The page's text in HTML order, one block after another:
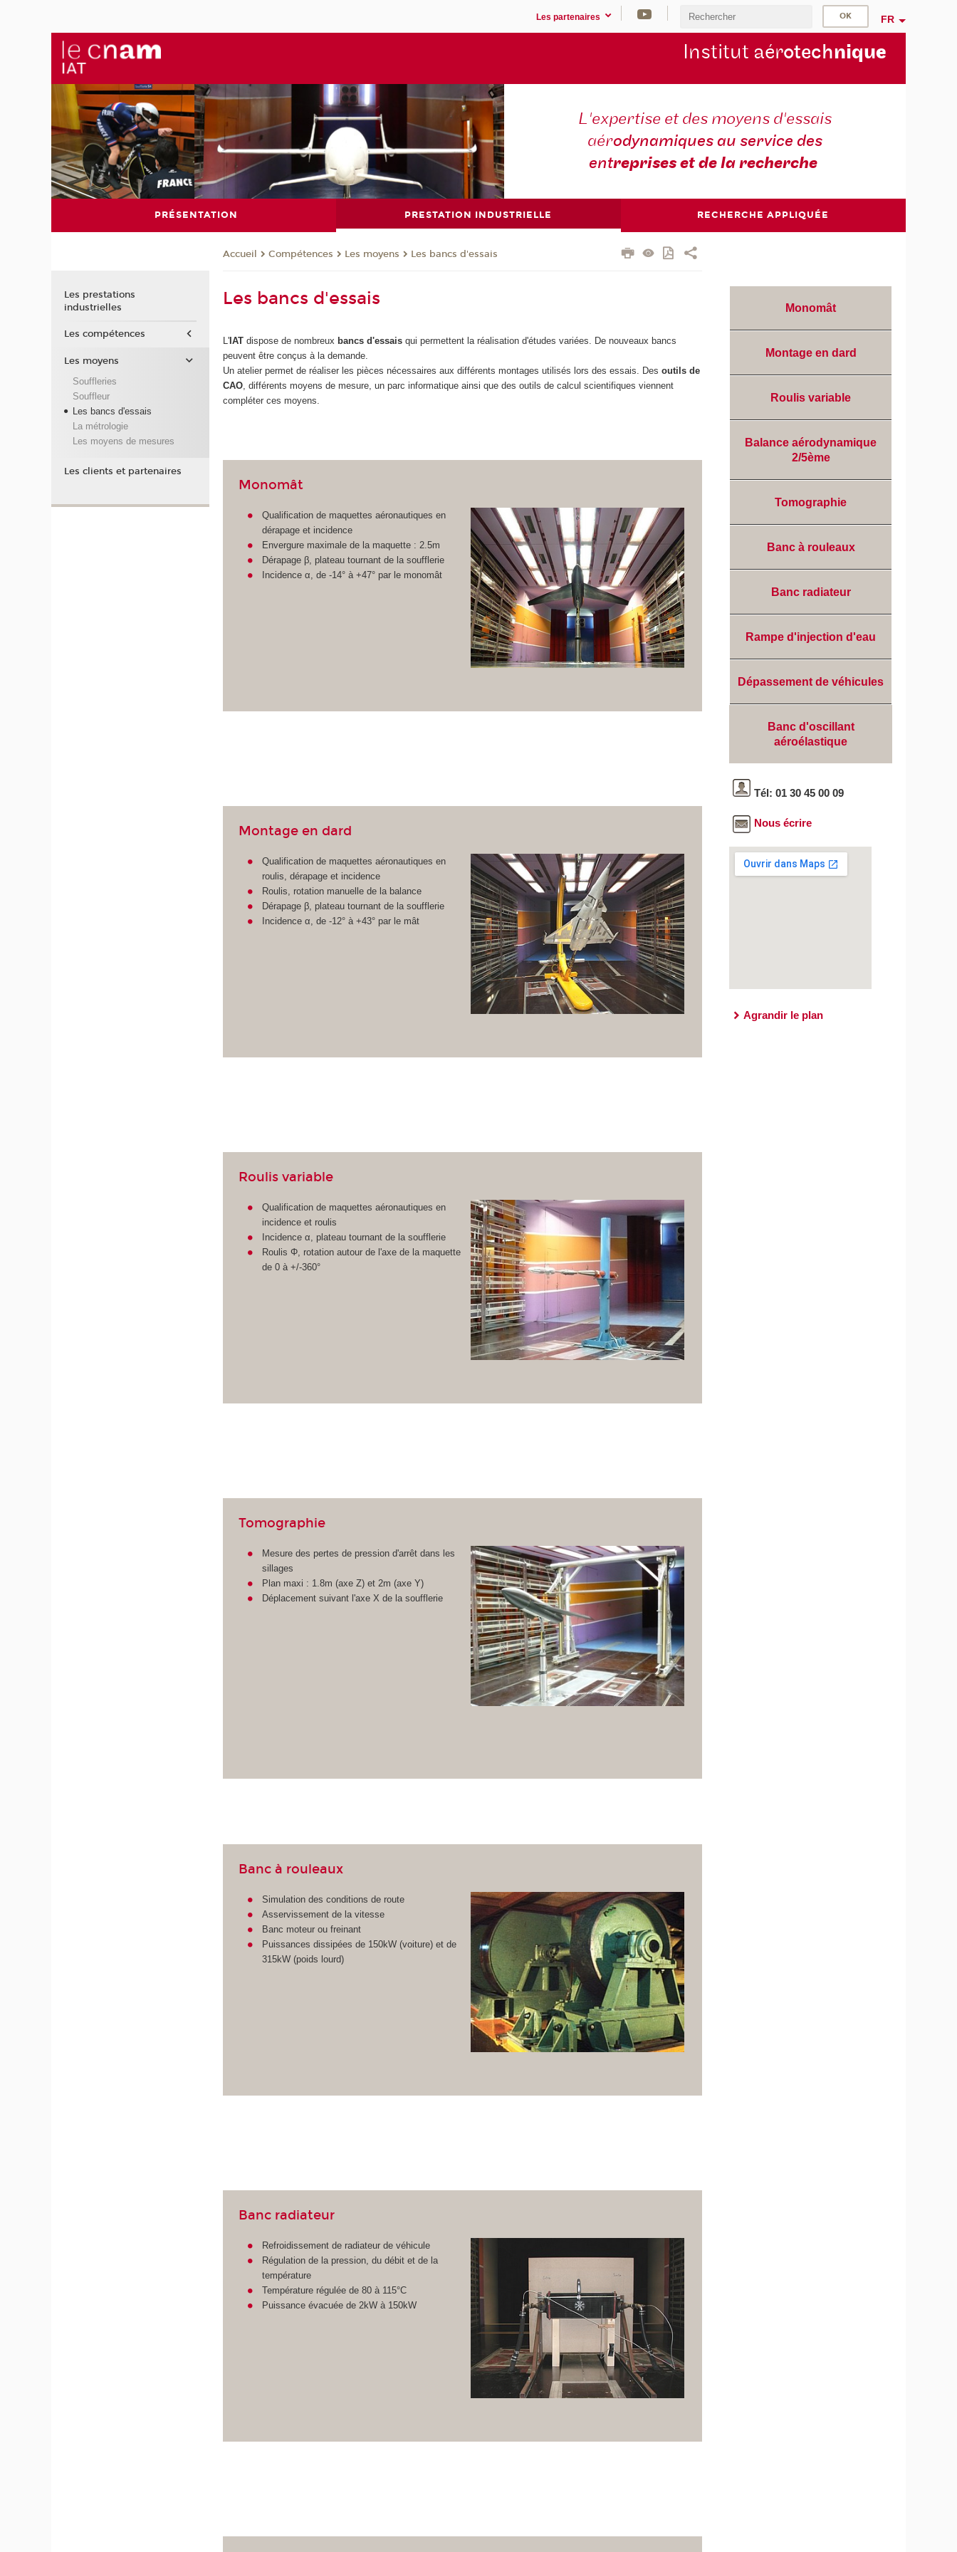
Les partenaires FR
Institut aérotechnique
L'expertise et des moyens d'essais
aérodynamiques au service des
entreprises et de la recherche
PRÉSENTATION PRESTATION INDUSTRIELLE RECHERCHE APPLIQUÉE
Accueil Compétences Les moyens Les bancs d'essais
Les bancs d'essais
L' IAT dispose de nombreux bancs d'essais qui permettent la réalisation d'études variées. De nouveaux bancs
peuvent être conçus à la demande.
Un atelier permet de réaliser les pièces nécessaires aux différents montages utilisés lors des essais. Desoutils de
CAO , différents moyens de mesure, un parc informatique ainsi que des outils de calcul scientifiques viennent
compléter ces moyens.
Monomât
Qualification de maquettes aéronautiques en
dérapage et incidence
Envergure maximale de la maquette : 2.5m
Dérapage β, plateau tournant de la soufflerie
Incidence α, de -14° à +47° par le monomât
Montage en dard
Qualification de maquettes aéronautiques en
roulis, dérapage et incidence
Roulis, rotation manuelle de la balance
Dérapage β, plateau tournant de la soufflerie
Incidence α, de -12° à +43° par le mât
Roulis variable
Qualification de maquettes aéronautiques en
incidence et roulis
Incidence α, plateau tournant de la soufflerie
Roulis Φ, rotation autour de l'axe de la maquette
de 0 à +/-360°
Tomographie
Mesure des pertes de pression d'arrêt dans les
sillages
Plan maxi : 1.8m (axe Z) et 2m (axe Y)
Déplacement suivant l'axe X de la soufflerie
Banc à rouleaux
Simulation des conditions de route
Asservissement de la vitesse
Banc moteur ou freinant
Puissances dissipées de 150kW (voiture) et de
315kW (poids lourd)
Banc radiateur
Refroidissement de radiateur de véhicule
Régulation de la pression, du débit et de la
température
Température régulée de 80 à 115°C
Puissance évacuée de 2kW à 150kW
Monomât
Montage en dard
Roulis variable
Balance aérodynamique
2/5ème
Tomographie
Banc à rouleaux
Banc radiateur
Rampe d'injection d'eau
Dépassement de véhicules
Banc d'oscillant
aéroélastique
Tél: 01 30 45 00 09
Nous écrire
Agrandir le plan
Les prestations
industrielles
Les compétences
Les moyens
Souffleries
Souffleur
Les bancs d'essais
La métrologie
Les moyens de mesures
Les clients et partenaires